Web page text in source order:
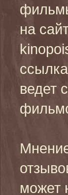
на
ведет
может